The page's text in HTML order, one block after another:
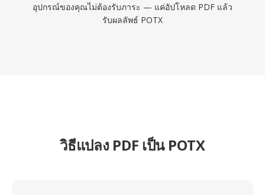
อุปกรณ์ของคุณไม่ต้องรับภาระ — แค่อัปโหลด PDF แล้ว
รับผลลัพธ์ POTX
วิธีแปลง PDF เป็น POTX